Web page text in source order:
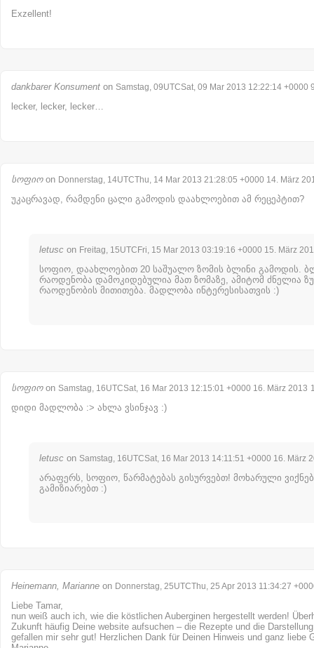
Exzellent!
dankbarer Konsument on Samstag, 09UTCSat, 09 Mar 2013 12:22:14 +0000
lecker, lecker, lecker…
სოფიოon Donnerstag, 14UTCThu, 14 Mar 2013 21:28:05 +0000 14. März
უკაცრავად, რამდენი ცალი გამოდის დაახლოებით ამ რეცეპტით?
letusc on Freitag, 15UTCFri, 15 Mar 2013 03:19:16 +0000 15. März
სოფიო, დაახლოებით 20 საშუალო ზომის ბლინი გამოდის.
რაოდენობა დამოკიდებულია მათ ზომაზე, ამიტომ ძნელია
რაოდენობის მითითება. მადლობა ინტერესისათვის :)
სოფიოon Samstag, 16UTCSat, 16 Mar 2013 12:15:01 +0000 16. März 2013
დიდი მადლობა :> ახლა ვსინჯავ :)
letusc on Samstag, 16UTCSat, 16 Mar 2013 14:11:51 +0000 16. März
არაფერს, სოფიო, წარმატებას გისურვებთ! მოხარული
გამიზიარებთ :)
Heinemann, Marianne on Donnerstag, 25UTCThu, 25 Apr 2013 11:34:27
Liebe Tamar,
nun weiß auch ich, wie die köstlichen Auberginen hergestellt werden!
Zukunft häufig Deine website aufsuchen – die Rezepte und die
gefallen mir sehr gut! Herzlichen Dank für Deinen Hinweis und ganz liebe